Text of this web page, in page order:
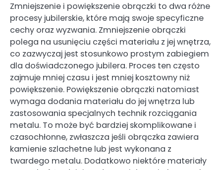
Zmniejszenie i powiększenie obrączki to dwa różne
procesy jubilerskie, które mają swoje specyficzne
cechy oraz wyzwania. Zmniejszenie obrączki
polega na usunięciu części materiału z jej wnętrza,
co zazwyczaj jest stosunkowo prostym zabiegiem
dla doświadczonego jubilera. Proces ten często
zajmuje mniej czasu i jest mniej kosztowny niż
powiększenie. Powiększenie obrączki natomiast
wymaga dodania materiału do jej wnętrza lub
zastosowania specjalnych technik rozciągania
metalu. To może być bardziej skomplikowane i
czasochłonne, zwłaszcza jeśli obrączka zawiera
kamienie szlachetne lub jest wykonana z
twardego metalu. Dodatkowo niektóre materiały